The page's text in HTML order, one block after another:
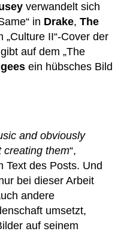
verwandelt sich
in Drake, The
„Culture II“-Cover der
gibt auf dem „The
ein hübsches Bild
and obviously
creating them“,
Text des Posts. Und
bei dieser Arbeit
andere
umsetzt,
auf seinem